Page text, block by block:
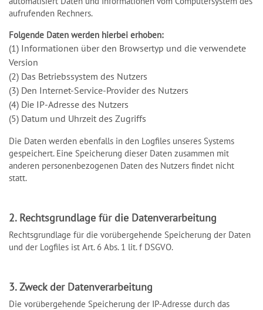
aufrufenden Rechners.
Folgende Daten werden hierbei erhoben:
(1) Informationen über den Browsertyp und die verwendete
Version
(2) Das Betriebssystem des Nutzers
(3) Den Internet-Service-Provider des Nutzers
(4) Die IP-Adresse des Nutzers
(5) Datum und Uhrzeit des Zugriffs
Die Daten werden ebenfalls in den Logfiles unseres Systems
gespeichert. Eine Speicherung dieser Daten zusammen mit
anderen personenbezogenen Daten des Nutzers findet nicht
statt.
2. Rechtsgrundlage für die Datenverarbeitung
Rechtsgrundlage für die vorübergehende Speicherung der Daten
und der Logfiles ist Art. 6 Abs. 1 lit. f DSGVO.
3. Zweck der Datenverarbeitung
Die vorübergehende Speicherung der IP-Adresse durch das